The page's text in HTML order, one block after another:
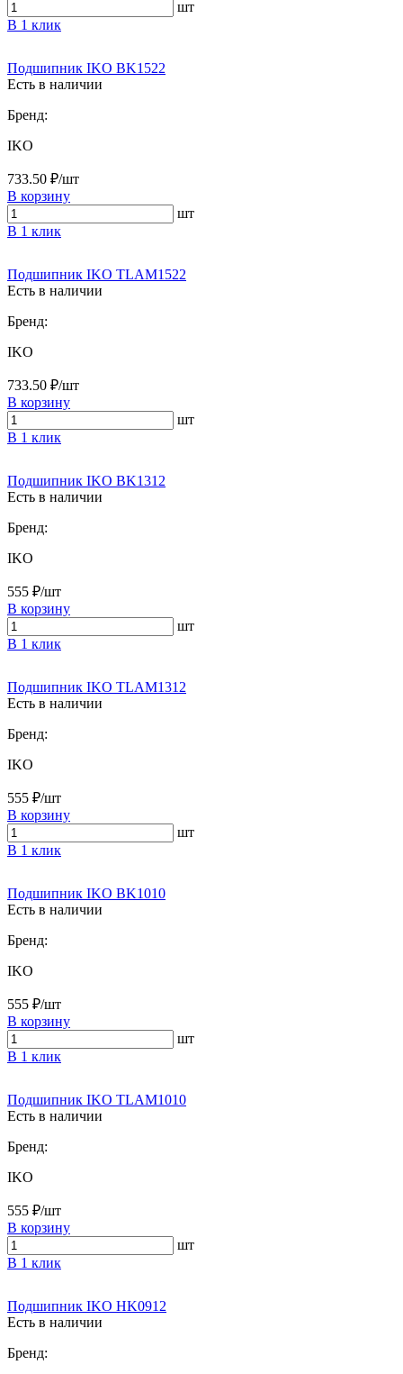
шт
В 1 клик
Подшипник IKO BK1522
Есть в наличии
Бренд:
IKO
733.50 ₽/шт
В корзину
шт
В 1 клик
Подшипник IKO TLAM1522
Есть в наличии
Бренд:
IKO
733.50 ₽/шт
В корзину
шт
В 1 клик
Подшипник IKO BK1312
Есть в наличии
Бренд:
IKO
555 ₽/шт
В корзину
шт
В 1 клик
Подшипник IKO TLAM1312
Есть в наличии
Бренд:
IKO
555 ₽/шт
В корзину
шт
В 1 клик
Подшипник IKO BK1010
Есть в наличии
Бренд:
IKO
555 ₽/шт
В корзину
шт
В 1 клик
Подшипник IKO TLAM1010
Есть в наличии
Бренд:
IKO
555 ₽/шт
В корзину
шт
В 1 клик
Подшипник IKO HK0912
Есть в наличии
Бренд: